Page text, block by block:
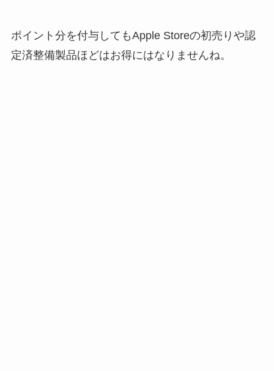
ポイント分を付与してもApple Storeの初売りや認
定済整備製品ほどはお得にはなりませんね。